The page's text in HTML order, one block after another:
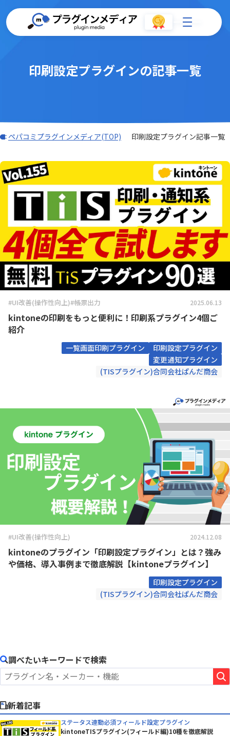
印刷設定プラグインの記事一覧
ペパコミプラグインメディア(TOP) 印刷設定プラグイン記事一覧
#UI改善(操作性向上)#帳票出力 2025.06.13
kintoneの印刷をもっと便利に！印刷系プラグイン4個ご
紹介
一覧画面印刷プラグイン
印刷設定プラグイン
変更通知プラグイン
(TISプラグイン)合同会社ぱんだ商会
#UI改善(操作性向上) 2024.12.08
kintoneのプラグイン「印刷設定プラグイン」とは？強み
や価格、導入事例まで徹底解説【kintoneプラグイン】
印刷設定プラグイン
(TISプラグイン)合同会社ぱんだ商会
調べたいキーワードで検索
新着記事
ステータス連動必須フィールド設定プラグイン
kintoneTISプラグイン(フィールド編)10種を徹底解説